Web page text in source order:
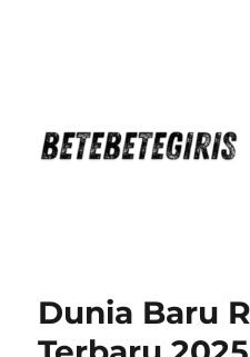
Ki Hadir Di
Dunia Baru